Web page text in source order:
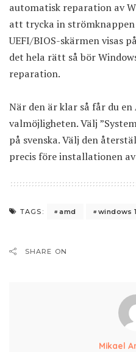
automatisk reparation av
att trycka in
UEFI/BIOS-skärmen visas
det hela rätt så bör
reparation.
När den är klar så får du
valmöjligheten. Välj
på svenska. Välj den
precis före installationen
TAGS: amd windows
SHARE ON
Mikael